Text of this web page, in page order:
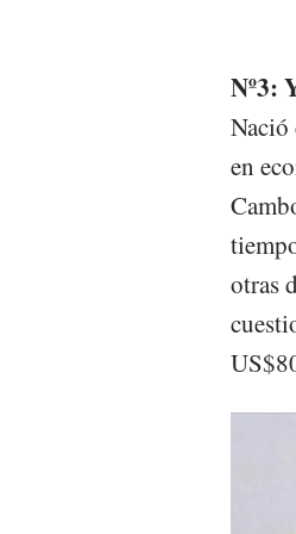
Nº3:
Nació
en
otras